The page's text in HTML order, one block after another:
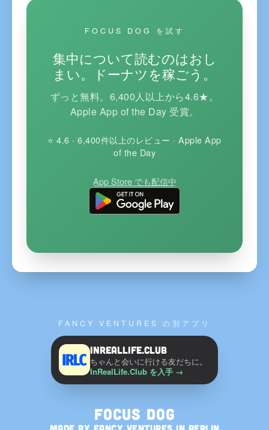
FOCUS DOG を試す
集中について読むのはおし
まい。ドーナツを稼ごう。
ずっと無料。6,400人以上から4.6★。
Apple App of the Day 受賞。
⭐ 4.6 · 6,400件以上のレビュー · Apple App
of the Day
App Store でも配信中
FANCY VENTURES の別アプリ
InRealLife.Club
ちゃんと会いに行ける友だちに。
InRealLife.Club を入手 →
Focus Dog
MADE BY FANCY VENTURES IN BERLIN